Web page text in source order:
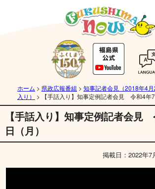
ホーム > 県政広報番組 > 知事記者会見（2018年4
入り）
> 【手話入り】知事定例記者会見 令和4年7
【手話入り】知事定例記者会見
日（月）
掲載日：2022年7